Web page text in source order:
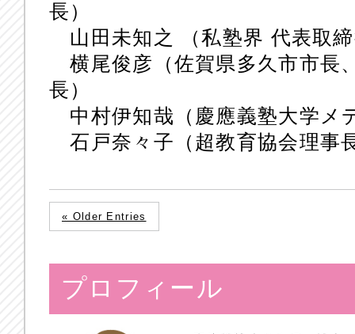
長）
山田未知之 （私塾界 代表取
横尾俊彦（佐賀県多久市市長
長）
中村伊知哉（慶應義塾大学メ
石戸奈々子（超教育協会理事
« Older Entries
プロフィール